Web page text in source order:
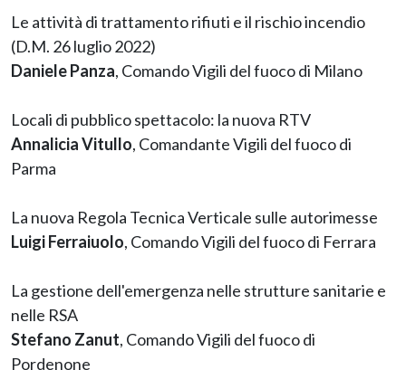
Le attività di trattamento rifiuti e il rischio incendio
(D.M. 26 luglio 2022)
Daniele Panza, Comando Vigili del fuoco di Milano
Locali di pubblico spettacolo: la nuova RTV
Annalicia Vitullo, Comandante Vigili del fuoco di
Parma
La nuova Regola Tecnica Verticale sulle autorimesse
Luigi Ferraiuolo, Comando Vigili del fuoco di Ferrara
La gestione dell'emergenza nelle strutture sanitarie e
nelle RSA
Stefano Zanut, Comando Vigili del fuoco di
Pordenone